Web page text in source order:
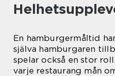
En hamburgermåltid
själva hamburgaren
spelar också en stor
varje restaurang mån